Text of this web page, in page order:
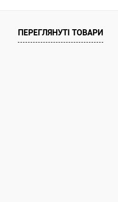
ПЕРЕГЛЯНУТІ ТОВАРИ